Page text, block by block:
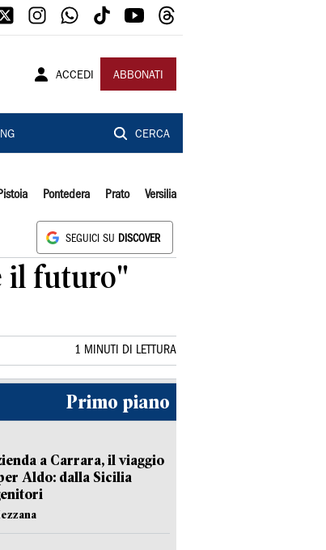
ACCEDI ABBONATI
CERCA
Pistoia Pontedera Prato Versilia
SEGUICI SU DISCOVER
il futuro"
1 MINUTI DI LETTURA
Primo piano
a Carrara, il viaggio
Aldo: dalla Sicilia